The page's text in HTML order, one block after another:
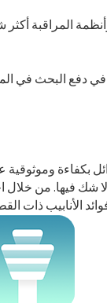
المراقبة أكثر
دفع البحث في
بكفاءة
شك فيها. من
الأنابيب ذات